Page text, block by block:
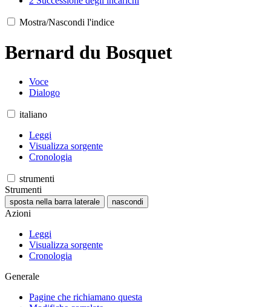
Mostra/Nascondi l'indice
Bernard du Bosquet
Voce
Dialogo
italiano
Leggi
Visualizza sorgente
Cronologia
strumenti
Strumenti
sposta nella barra laterale nascondi
Azioni
Leggi
Visualizza sorgente
Cronologia
Generale
Pagine che richiamano questa